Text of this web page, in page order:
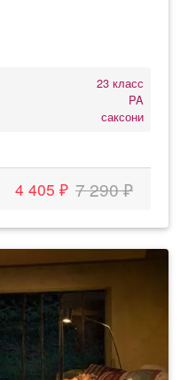
23 класс
PA
саксони
4 405 ₽ 7 290 ₽